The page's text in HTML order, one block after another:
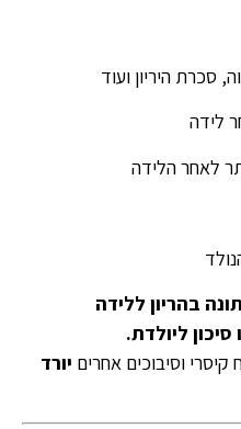
סכרת היריון ועוד
לידה
לאחר הלידה
בהריון ללידה
ליולדת.
וסיבוכים אחרים יורד